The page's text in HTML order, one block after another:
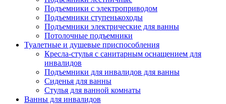
Подъемники с электроприводом
Подъемники ступенькоходы
Подъемники электрические для ванны
Потолочные подъемники
Туалетные и душевые приспособления
Кресла-стулья с санитарным оснащением для
инвалидов
Подъемники для инвалидов для ванны
Сиденья для ванны
Стулья для ванной комнаты
Ванны для инвалидов